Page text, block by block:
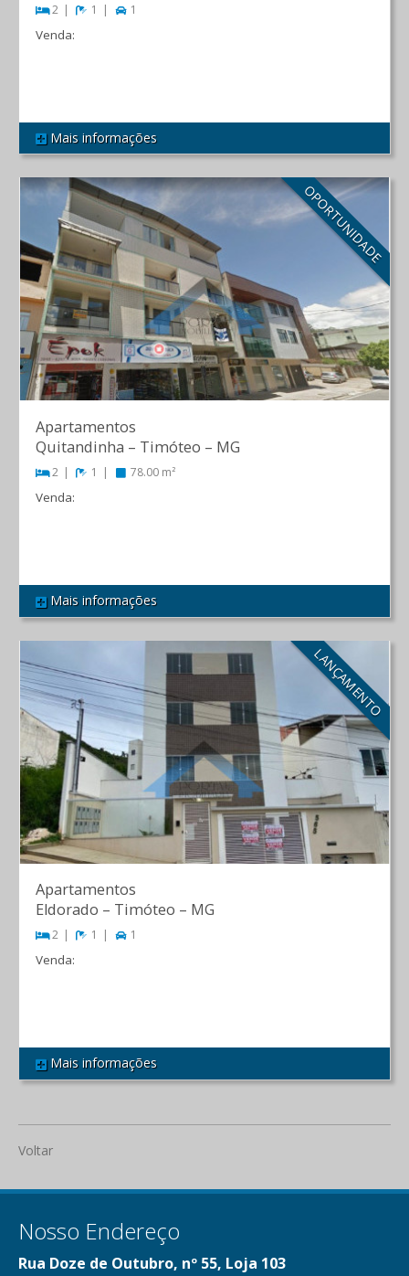
REF 443
2 1 1
Venda:
Mais informações
OPORTUNIDADE
REF 293
Apartamentos
Quitandinha – Timóteo – MG
2 1 78.00 m²
Venda:
Mais informações
LANÇAMENTO
REF 444
Apartamentos
Eldorado – Timóteo – MG
2 1 1
Venda:
Mais informações
Voltar
Nosso Endereço
Rua Doze de Outubro, nº 55, Loja 103